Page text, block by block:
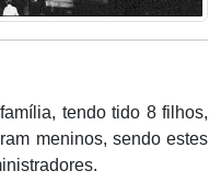
tendo tido 8 filhos,
meninos, sendo estes